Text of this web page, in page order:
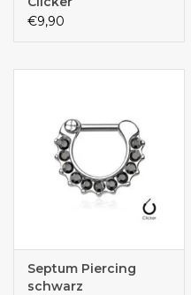
€9,90
Septum Piercing
schwarz